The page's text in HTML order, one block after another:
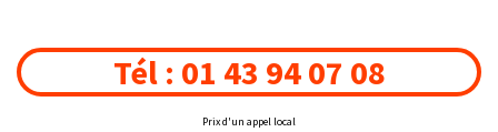
Tél : 01 43 94 07 08
Prix d'un appel local